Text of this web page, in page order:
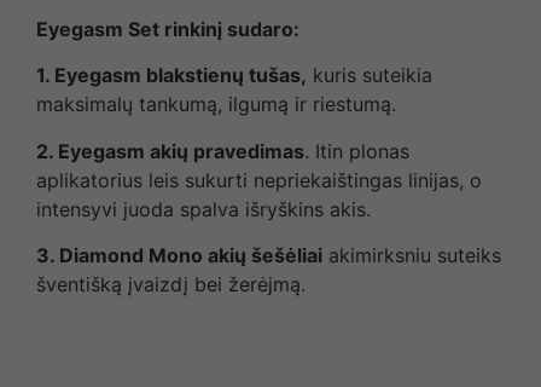
Eyegasm Set rinkinį sudaro:
1. Eyegasm blakstienų tušas, kuris suteikia
maksimalų tankumą, ilgumą ir riestumą.
2. Eyegasm akių pravedimas. Itin plonas
aplikatorius leis sukurti nepriekaištingas linijas, o
intensyvi juoda spalva išryškins akis.
3. Diamond Mono akių šešėliai akimirksniu suteiks
šventišką įvaizdį bei žerėjmą.